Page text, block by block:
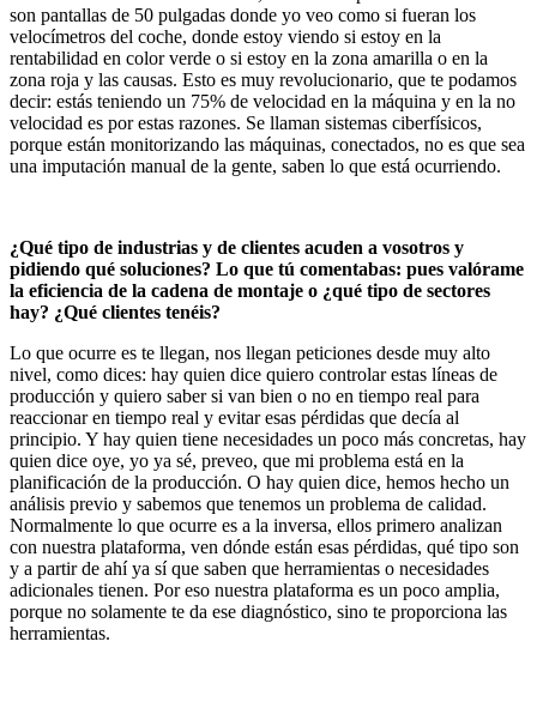
son pantallas de 50 pulgadas donde yo veo como si fueran los
velocímetros del coche, donde estoy viendo si estoy en la
rentabilidad en color verde o si estoy en la zona amarilla o en la
zona roja y las causas. Esto es muy revolucionario, que te podamos
decir: estás teniendo un 75% de velocidad en la máquina y en la no
velocidad es por estas razones. Se llaman sistemas ciberfísicos,
porque están monitorizando las máquinas, conectados, no es que sea
una imputación manual de la gente, saben lo que está ocurriendo.
¿Qué tipo de industrias y de clientes acuden a vosotros y
pidiendo qué soluciones? Lo que tú comentabas: pues valórame
la eficiencia de la cadena de montaje o ¿qué tipo de sectores
hay? ¿Qué clientes tenéis?
Lo que ocurre es te llegan, nos llegan peticiones desde muy alto
nivel, como dices: hay quien dice quiero controlar estas líneas de
producción y quiero saber si van bien o no en tiempo real para
reaccionar en tiempo real y evitar esas pérdidas que decía al
principio. Y hay quien tiene necesidades un poco más concretas, hay
quien dice oye, yo ya sé, preveo, que mi problema está en la
planificación de la producción. O hay quien dice, hemos hecho un
análisis previo y sabemos que tenemos un problema de calidad.
Normalmente lo que ocurre es a la inversa, ellos primero analizan
con nuestra plataforma, ven dónde están esas pérdidas, qué tipo son
y a partir de ahí ya sí que saben que herramientas o necesidades
adicionales tienen. Por eso nuestra plataforma es un poco amplia,
porque no solamente te da ese diagnóstico, sino te proporciona las
herramientas.